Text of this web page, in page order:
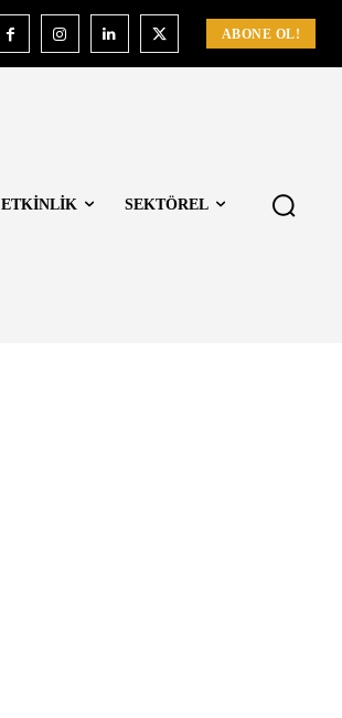
ABONE OL!
ETKİNLİK SEKTÖREL